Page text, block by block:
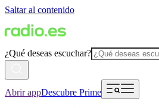
Saltar al contenido
¿Qué deseas escuchar?
Abrir appDescubre Prime